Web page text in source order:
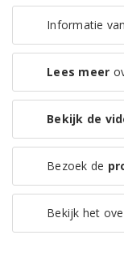
Informatie
Lees meer
Bekijk de
Bezoek de
Bekijk het